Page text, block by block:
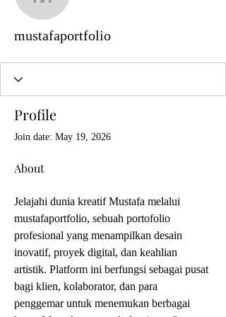
mustafaportfolio
Profile
Join date: May 19, 2026
About
Jelajahi dunia kreatif Mustafa melalui
mustafaportfolio, sebuah portofolio
profesional yang menampilkan desain
inovatif, proyek digital, dan keahlian
artistik. Platform ini berfungsi sebagai pusat
bagi klien, kolaborator, dan para
penggemar untuk menemukan berbagai